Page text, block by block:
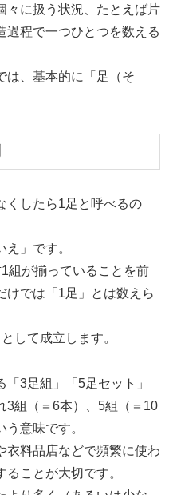
々に扱う状況、たとえば片
過程で一つひとつを数える
は、基本的に「足（そ
くしたら1足と呼べるの
」です。
組が揃っていることを前
けでは「1足」とは数えら
して成立します。
3足組」「5足セット」
3組（＝6本）、5組（＝10
意味です。
衣料品店などで頻繁に使わ
ことが大切です。